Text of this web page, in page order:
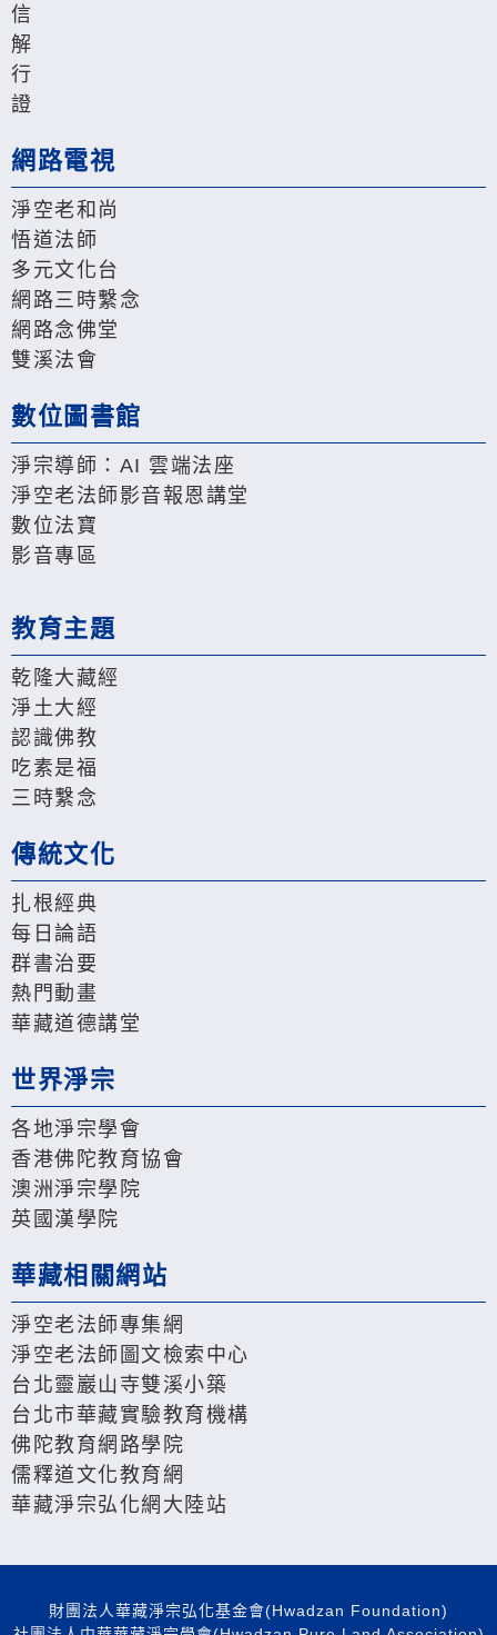
信
解
行
證
網路電視
淨空老和尚
悟道法師
多元文化台
網路三時繫念
網路念佛堂
雙溪法會
數位圖書館
淨宗導師：AI 雲端法座
淨空老法師影音報恩講堂
數位法寶
影音專區
教育主題
乾隆大藏經
淨土大經
認識佛教
吃素是福
三時繫念
傳統文化
扎根經典
每日論語
群書治要
熱門動畫
華藏道德講堂
世界淨宗
各地淨宗學會
香港佛陀教育協會
澳洲淨宗學院
英國漢學院
華藏相關網站
淨空老法師專集網
淨空老法師圖文檢索中心
台北靈巖山寺雙溪小築
台北市華藏實驗教育機構
佛陀教育網路學院
儒釋道文化教育網
華藏淨宗弘化網大陸站
財團法人華藏淨宗弘化基金會(Hwadzan Foundation)